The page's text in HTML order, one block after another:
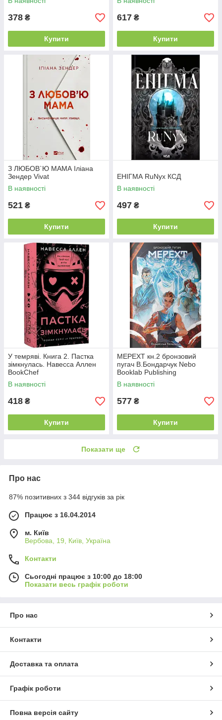
378 ₴
Купити
617 ₴
Купити
З ЛЮБОВ`Ю МАМА Іліана
Зендер Vivat
В наявності
521 ₴
Купити
ЕНІГМА RuNyx КСД
В наявності
497 ₴
Купити
У темряві. Книга 2. Пастка
зімкнулась. Навесса Аллен
BookChef
В наявності
418 ₴
Купити
МЕРЕХТ кн.2 бронзовий
пугач В.Бондарчук Nebo
Booklab Publishing
В наявності
577 ₴
Купити
Показати ще
Про нас
87% позитивних з 344 відгуків за рік
Працює з 16.04.2014
м. Київ
Вербова, 19, Київ, Україна
Контакти
Сьогодні працює з 10:00 до 18:00
Показати весь графік роботи
Про нас
Контакти
Доставка та оплата
Графік роботи
Повна версія сайту